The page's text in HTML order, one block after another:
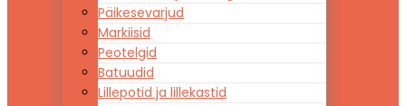
Päikesevarjud
Markiisid
Peotelgid
Batuudid
Lillepotid ja lillekastid